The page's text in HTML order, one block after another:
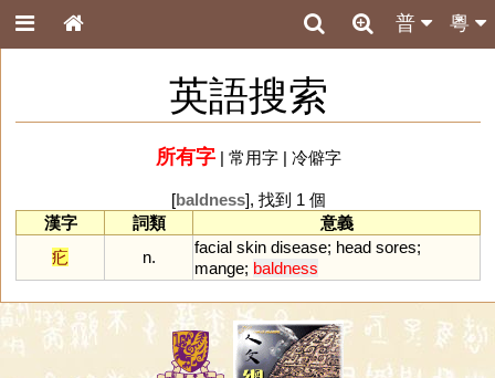
粵
普
英語搜索
所有字| 常用字| 冷僻字
[baldness], 找到 1 個
漢字
詞類
意義
疕
n.
facial skin disease; head sores;
mange; baldness